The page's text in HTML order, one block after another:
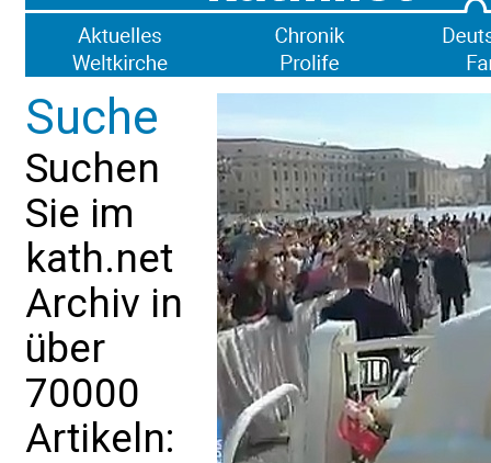
Suche
Suchen
Sie im
kath.net
Archiv in
über
70000
Artikeln: